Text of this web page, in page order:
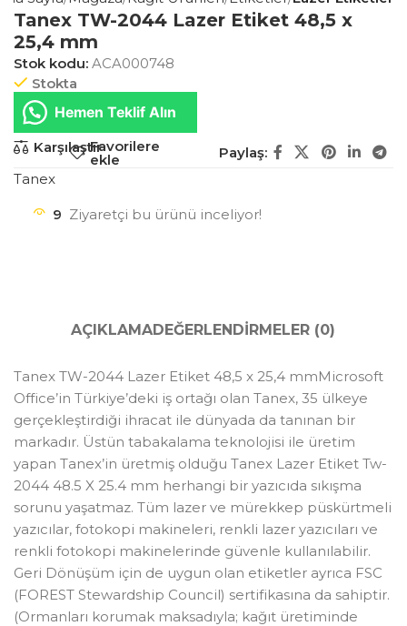
Tanex TW-2044 Lazer Etiket 48,5 x
25,4 mm
Stok kodu: ACA000748
Stokta
Hemen Teklif Alın
KarşılaştırFavorilere
ekle
Paylaş:
Tanex
9 Ziyaretçi bu ürünü inceliyor!
AÇIKLAMADEĞERLENDIRMELER (0)
Tanex TW-2044 Lazer Etiket 48,5 x 25,4 mmMicrosoft
Office’in Türkiye’deki iş ortağı olan Tanex, 35 ülkeye
gerçekleştirdiği ihracat ile dünyada da tanınan bir
markadır. Üstün tabakalama teknolojisi ile üretim
yapan Tanex’in üretmiş olduğu Tanex Lazer Etiket Tw-
2044 48.5 X 25.4 mm herhangi bir yazıcıda sıkışma
sorunu yaşatmaz. Tüm lazer ve mürekkep püskürtmeli
yazıcılar, fotokopi makineleri, renkli lazer yazıcıları ve
renkli fotokopi makinelerinde güvenle kullanılabilir.
Geri Dönüşüm için de uygun olan etiketler ayrıca FSC
(FOREST Stewardship Council) sertifikasına da sahiptir.
(Ormanları korumak maksadıyla; kağıt üretiminde